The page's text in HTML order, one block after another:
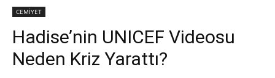
CEMİYET
Hadise’nin UNICEF Videosu
Neden Kriz Yarattı?